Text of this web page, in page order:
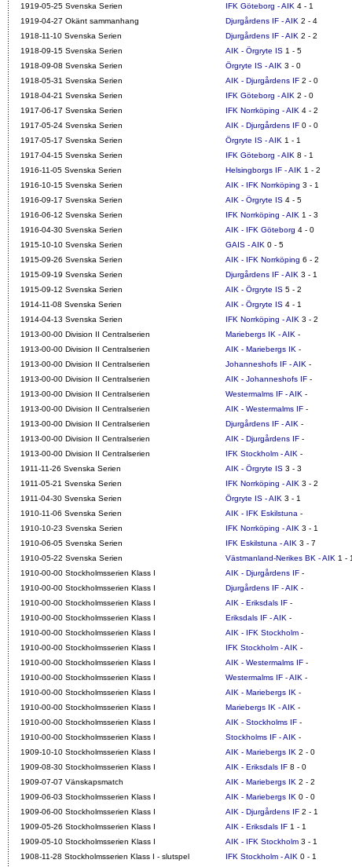
1919-05-25 Svenska Serien
IFK Göteborg - AIK 4 - 1
1919-04-27 Okänt sammanhang
Djurgårdens IF - AIK 2 - 4
1918-11-10 Svenska Serien
Djurgårdens IF - AIK 2 - 2
1918-09-15 Svenska Serien
AIK - Örgryte IS 1 - 5
1918-09-08 Svenska Serien
Örgryte IS - AIK 3 - 0
1918-05-31 Svenska Serien
AIK - Djurgårdens IF 2 - 0
1918-04-21 Svenska Serien
IFK Göteborg - AIK 2 - 0
1917-06-17 Svenska Serien
IFK Norrköping - AIK 4 - 2
1917-05-24 Svenska Serien
AIK - Djurgårdens IF 0 - 0
1917-05-17 Svenska Serien
Örgryte IS - AIK 1 - 1
1917-04-15 Svenska Serien
IFK Göteborg - AIK 8 - 1
1916-11-05 Svenska Serien
Helsingborgs IF - AIK 1 - 2
1916-10-15 Svenska Serien
AIK - IFK Norrköping 3 - 1
1916-09-17 Svenska Serien
AIK - Örgryte IS 4 - 5
1916-06-12 Svenska Serien
IFK Norrköping - AIK 1 - 3
1916-04-30 Svenska Serien
AIK - IFK Göteborg 4 - 0
1915-10-10 Svenska Serien
GAIS - AIK 0 - 5
1915-09-26 Svenska Serien
AIK - IFK Norrköping 6 - 2
1915-09-19 Svenska Serien
Djurgårdens IF - AIK 3 - 1
1915-09-12 Svenska Serien
AIK - Örgryte IS 5 - 2
1914-11-08 Svenska Serien
AIK - Örgryte IS 4 - 1
1914-04-13 Svenska Serien
IFK Norrköping - AIK 3 - 2
1913-00-00 Division II Centralserien
Mariebergs IK - AIK -
1913-00-00 Division II Centralserien
AIK - Mariebergs IK -
1913-00-00 Division II Centralserien
Johanneshofs IF - AIK -
1913-00-00 Division II Centralserien
AIK - Johanneshofs IF -
1913-00-00 Division II Centralserien
Westermalms IF - AIK -
1913-00-00 Division II Centralserien
AIK - Westermalms IF -
1913-00-00 Division II Centralserien
Djurgårdens IF - AIK -
1913-00-00 Division II Centralserien
AIK - Djurgårdens IF -
1913-00-00 Division II Centralserien
IFK Stockholm - AIK -
1911-11-26 Svenska Serien
AIK - Örgryte IS 3 - 3
1911-05-21 Svenska Serien
IFK Norrköping - AIK 3 - 2
1911-04-30 Svenska Serien
Örgryte IS - AIK 3 - 1
1910-11-06 Svenska Serien
AIK - IFK Eskilstuna -
1910-10-23 Svenska Serien
IFK Norrköping - AIK 3 - 1
1910-06-05 Svenska Serien
IFK Eskilstuna - AIK 3 - 7
1910-05-22 Svenska Serien
Västmanland-Nerikes BK - AIK 1 -
1910-00-00 Stockholmsserien Klass I
AIK - Djurgårdens IF -
1910-00-00 Stockholmsserien Klass I
Djurgårdens IF - AIK -
1910-00-00 Stockholmsserien Klass I
AIK - Eriksdals IF -
1910-00-00 Stockholmsserien Klass I
Eriksdals IF - AIK -
1910-00-00 Stockholmsserien Klass I
AIK - IFK Stockholm -
1910-00-00 Stockholmsserien Klass I
IFK Stockholm - AIK -
1910-00-00 Stockholmsserien Klass I
AIK - Westermalms IF -
1910-00-00 Stockholmsserien Klass I
Westermalms IF - AIK -
1910-00-00 Stockholmsserien Klass I
AIK - Mariebergs IK -
1910-00-00 Stockholmsserien Klass I
Mariebergs IK - AIK -
1910-00-00 Stockholmsserien Klass I
AIK - Stockholms IF -
1910-00-00 Stockholmsserien Klass I
Stockholms IF - AIK -
1909-10-10 Stockholmsserien Klass I
AIK - Mariebergs IK 2 - 0
1909-08-30 Stockholmsserien Klass I
AIK - Eriksdals IF 8 - 0
1909-07-07 Vänskapsmatch
AIK - Mariebergs IK 2 - 2
1909-06-03 Stockholmsserien Klass I
AIK - Mariebergs IK 0 - 0
1909-06-00 Stockholmsserien Klass I
AIK - Djurgårdens IF 2 - 1
1909-05-26 Stockholmsserien Klass I
AIK - Eriksdals IF 1 - 1
1909-05-10 Stockholmsserien Klass I
AIK - IFK Stockholm 3 - 1
1908-11-28 Stockholmsserien Klass I - slutspel
IFK Stockholm - AIK 0 - 1